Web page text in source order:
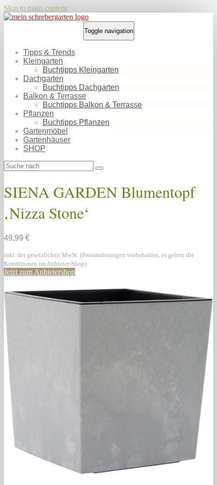
Skip to main content
Toggle navigation
Tipps & Trends
Kleingarten
Buchtipps Kleingarten
Dachgarten
Buchtipps Dachgarten
Balkon & Terrasse
Buchtipps Balkon & Terrasse
Pflanzen
Buchtipps Pflanzen
Gartenmöbel
Gartenhäuser
SHOP
SIENA GARDEN Blumentopf
‚Nizza Stone‘
49,99 €
inkl. der gesetzlichen MwSt. (Preisänderungen vorbehalten, es gelten die
Konditionen im Anbieter-Shop)
Jetzt zum Anbietershop